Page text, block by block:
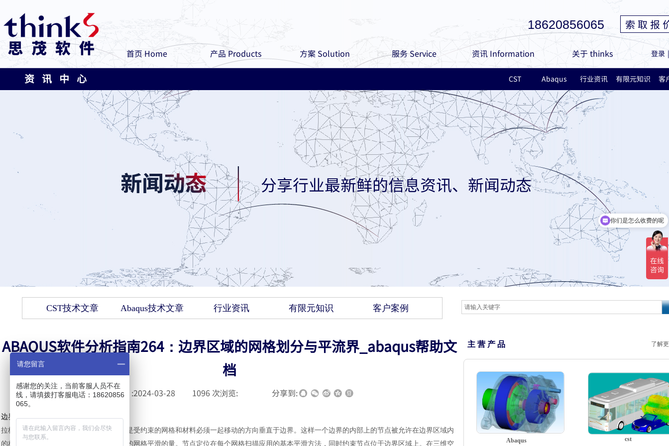
18620856065
登录 |
索 取 报
首页 Home 产品 Products 方案 Solution 服务 Service 资讯 Information 关于 thinks
分享行业最新鲜的信息资讯、新闻动态
资 讯 中 心 CST Abaqus 行业资讯 有限元知识 客
CST技术文章 Abaqus技术文章 行业资讯 有限元知识 客户案例
ABAQUS软件分析指南264：边界区域的网格划分与平流界_abaqus帮助文
档
发布时间 :2024-03-28 1096 次浏览: 分享到:
边界区域的网格划分
拉格朗日和滑动边界区域上的自适应网格是受约束的网格和材料必须一起移动的方向垂直于边界。这样一个边界的内部上的节点被允许在边界区域内
的材料上自由滑动，这最大化了可以执行的网格平滑的量。节点定位在每个网格扫描应用的基本平滑方法，同时约束节点位于边界区域上。在三维空
主 营 产 品 了解
cst
Abaqus
你们是怎么收费的呢
请您留言
感谢您的关注，当前客服人员不在
线，请填拨打客服电话：18620856
065。